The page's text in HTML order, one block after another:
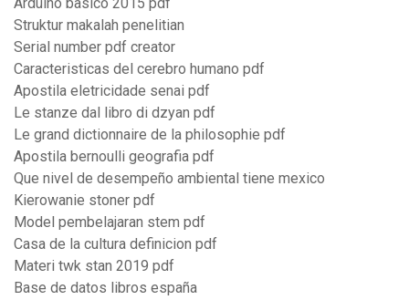
Arduino basico 2015 pdf
Struktur makalah penelitian
Serial number pdf creator
Caracteristicas del cerebro humano pdf
Apostila eletricidade senai pdf
Le stanze dal libro di dzyan pdf
Le grand dictionnaire de la philosophie pdf
Apostila bernoulli geografia pdf
Que nivel de desempeño ambiental tiene mexico
Kierowanie stoner pdf
Model pembelajaran stem pdf
Casa de la cultura definicion pdf
Materi twk stan 2019 pdf
Base de datos libros españa